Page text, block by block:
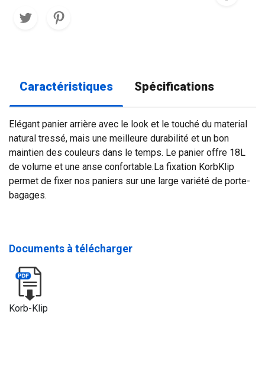
Caractéristiques Spécifications
Elégant panier arrière avec le look et le touché du material
natural tressé, mais une meilleure durabilité et un bon
maintien des couleurs dans le temps. Le panier offre 18L
de volume et une anse confortable.La fixation KorbKlip
permet de fixer nos paniers sur une large variété de porte-
bagages.
Documents à télécharger
Korb-Klip